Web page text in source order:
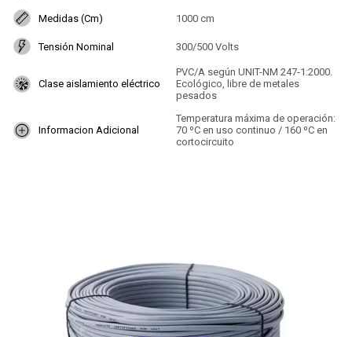
Medidas (Cm) 1000 cm
Tensión Nominal 300/500 Volts
Clase aislamiento eléctrico
PVC/A según UNIT-NM 247-1:2000.
Ecológico, libre de metales
pesados
Informacion Adicional
Temperatura máxima de operación:
70 ºC en uso continuo / 160 ºC en
cortocircuito